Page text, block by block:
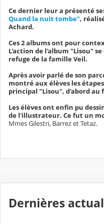
Ce dernier leur a présenté
Quand la nuit tombe",
Achard.
Ces 2 albums ont pour
L'action de l'album "Lisou"
refuge de la famille Veil.
Après avoir parlé de son
montré aux élèves les
principal "Lisou", d'abord au
Les élèves ont enfin pu
de l'illustrateur. Ce fut un
Mmes Gilestri, Barrez et Tetaz.
Dernières